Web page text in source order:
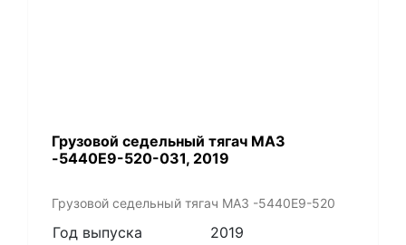
Грузовой седельный тягач МАЗ
-5440Е9-520-031, 2019
Грузовой седельный тягач МАЗ -5440Е9-520
Год выпуска
2019